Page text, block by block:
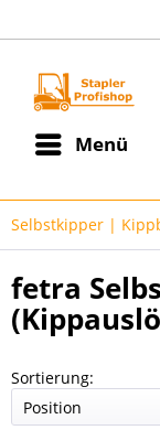
Menü
Selbstkipper |
fetra
Sortierung: